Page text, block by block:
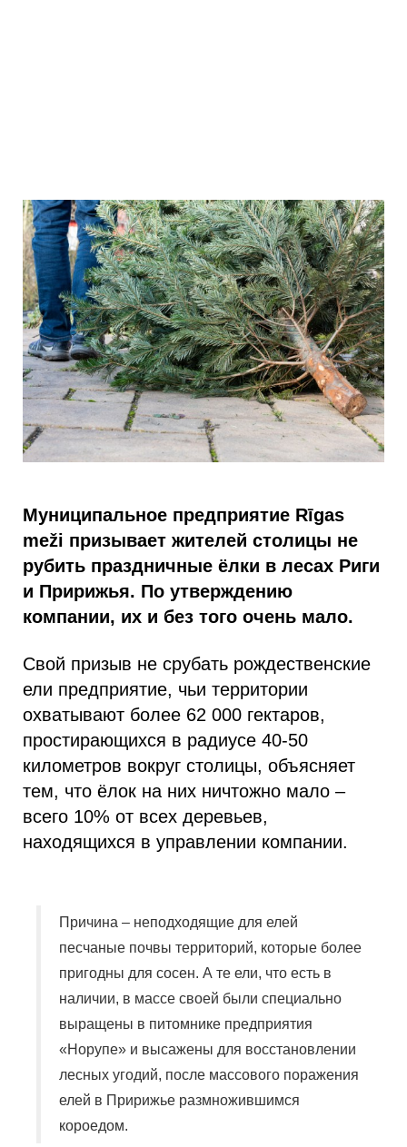
Муниципальное предприятие Rīgas
meži призывает жителей столицы не
рубить праздничные ёлки в лесах Риги
и Пририжья. По утверждению
компании, их и без того очень мало.
Свой призыв не срубать рождественские
ели предприятие, чьи территории
охватывают более 62 000 гектаров,
простирающихся в радиусе 40-50
километров вокруг столицы, объясняет
тем, что ёлок на них ничтожно мало –
всего 10% от всех деревьев,
находящихся в управлении компании.
Причина – неподходящие для елей
песчаные почвы территорий, которые более
пригодны для сосен. А те ели, что есть в
наличии, в массе своей были специально
выращены в питомнике предприятия
«Норупе» и высажены для восстановлении
лесных угодий, после массового поражения
елей в Пририжье размножившимся
короедом.